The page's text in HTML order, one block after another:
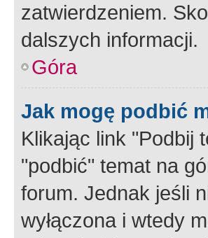
zatwierdzeniem.
dalszych informacji.
Góra
Jak mogę podbić
Klikając link "Podbij
"podbić" temat na
forum. Jednak jeśli
wyłączona i wtedy